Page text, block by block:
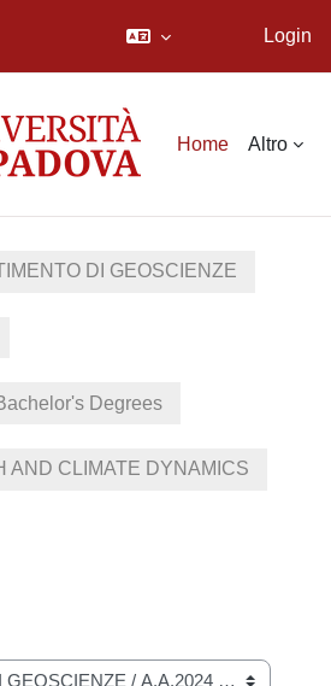
Login
Home Altro
DI GEOSCIENZE
Degrees
AND CLIMATE DYNAMICS